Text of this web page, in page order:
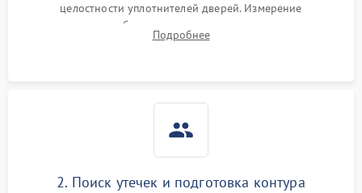
целостности уплотнителей дверей. Измерение
сопротивления обмоток мотора, проверка термостата и
считывание кодов ошибок с электронного дисплея.
Подробнее
2. Поиск утечек и подготовка контура